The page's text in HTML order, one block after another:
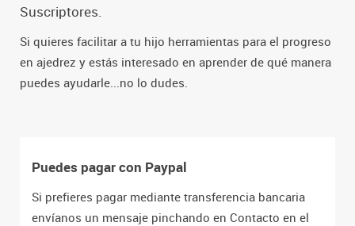
Suscriptores.
Si quieres facilitar a tu hijo herramientas para el progreso
en ajedrez y estás interesado en aprender de qué manera
puedes ayudarle...no lo dudes.
Puedes pagar con Paypal
Si prefieres pagar mediante transferencia bancaria
envíanos un mensaje pinchando en Contacto en el